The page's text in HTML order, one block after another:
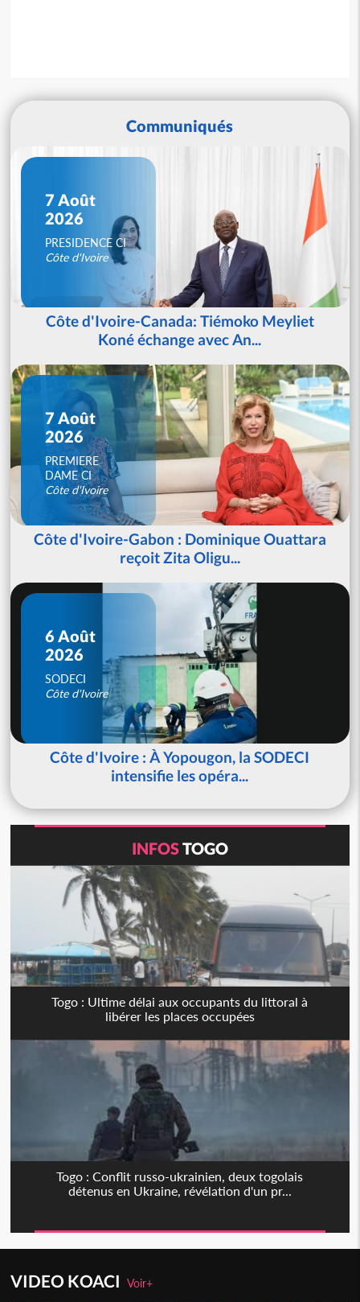
Communiqués
7 Août
2026
PRESIDENCE CI
Côte d'Ivoire
Côte d'Ivoire-Canada: Tiémoko Meyliet
Koné échange avec An...
7 Août
2026
PREMIERE
DAME CI
Côte d'Ivoire
Côte d'Ivoire-Gabon : Dominique Ouattara
reçoit Zita Oligu...
6 Août
2026
SODECI
Côte d'Ivoire
Côte d'Ivoire : À Yopougon, la SODECI
intensifie les opéra...
INFOSTOGO
Togo : Ultime délai aux occupants du littoral à
libérer les places occupées
Togo : Conflit russo-ukrainien, deux togolais
détenus en Ukraine, révélation d'un pr...
VIDEO KOACIVoir+